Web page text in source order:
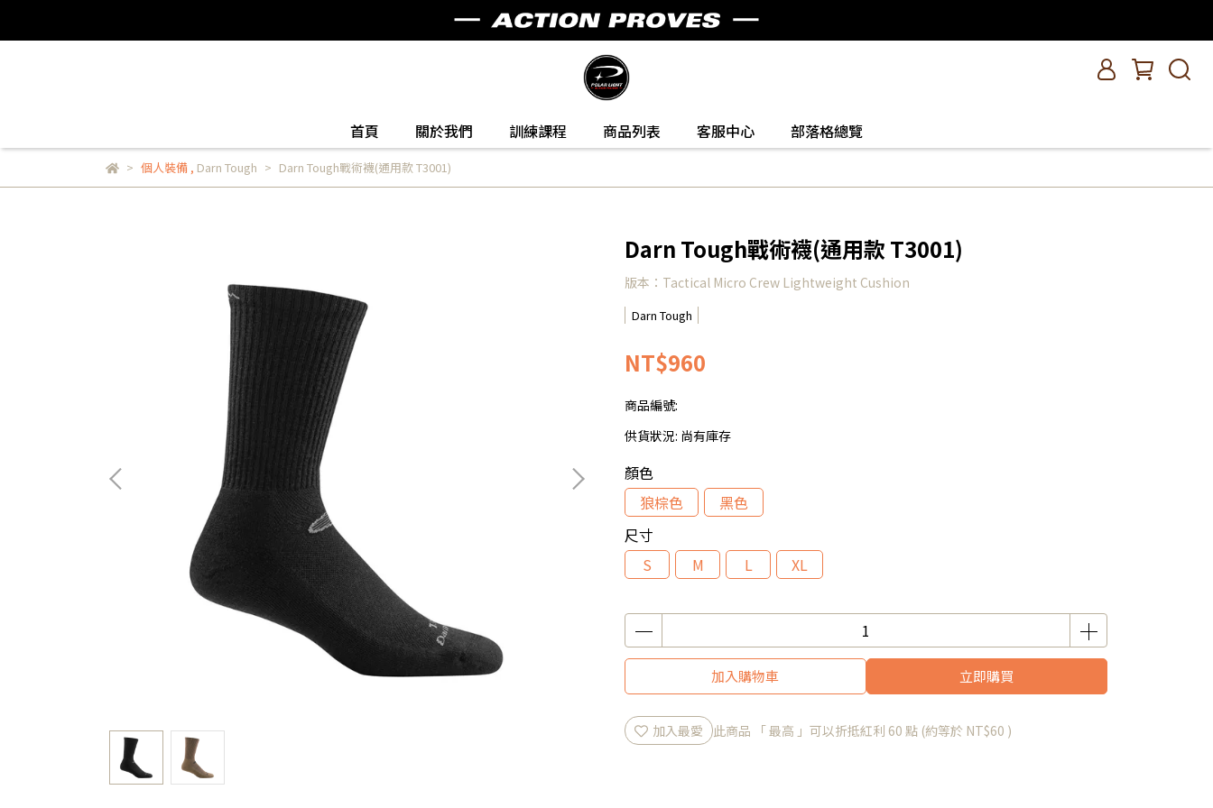
首頁 關於我們 訓練課程 商品列表 客服中心 部落格總覽
個人裝備, Darn Tough Darn Tough戰術襪(通用款 T3001)
Darn Tough戰術襪(通用款 T3001)
版本：Tactical Micro Crew Lightweight Cushion
Darn Tough
NT$960
商品編號:
供貨狀況: 尚有庫存
顏色
狼棕色
黑色
尺寸
S
M L XL
加入購物車 立即購買
加入最愛 此商品 「 最高 」可以折抵紅利 60 點 (約等於 NT$60 )